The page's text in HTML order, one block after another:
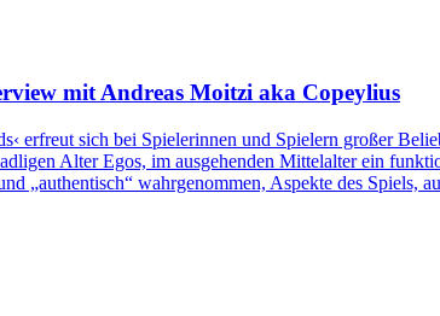
mit Andreas Moitzi aka Copeylius
erfreut sich bei Spielerinnen und Spielern großer
Alter Egos, im ausgehenden Mittelalter ein
„authentisch“ wahrgenommen, Aspekte des